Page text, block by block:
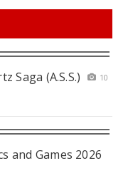
Saga (A.S.S.)
10
and Games 2026